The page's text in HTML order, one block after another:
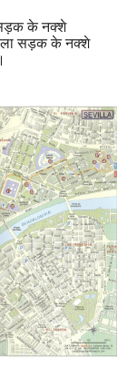
के नक्शे
सड़क के नक्शे